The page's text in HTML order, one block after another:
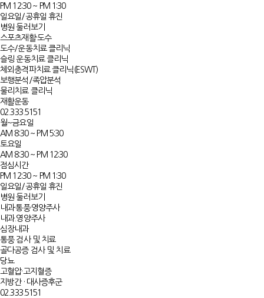
PM 12:30 ~ PM 1:30
일요일/공휴일 휴진
병원 둘러보기
스포츠재활·도수
도수/운동치료 클리닉
슬링 운동치료 클리닉
체외충격파치료 클리닉(ESWT)
보행분석/족압분석
물리치료 클리닉
재활운동
02.333.5151
월~금요일
AM 8:30 ~ PM 5:30
토요일
AM 8:30 ~ PM 12:30
점심시간
PM 12:30 ~ PM 1:30
일요일/공휴일 휴진
병원 둘러보기
내과·통풍·영양주사
내과.영양주사
심장내과
통풍 검사 및 치료
골다공증 검사 및 치료
당뇨
고혈압·고지혈증​
지방간 · 대사증후군​
02.333.5151